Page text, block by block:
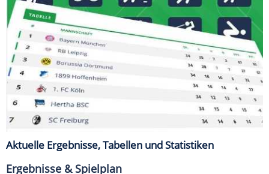
Aktuelle Ergebnisse, Tabellen und Statistiken
Ergebnisse & Spielplan